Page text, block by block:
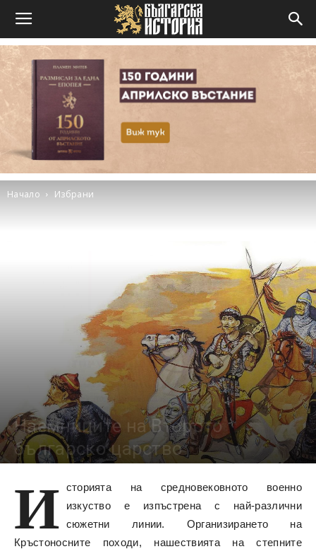
Начало Избрани
Наемниците на Второто
българско царство
И сторията на средновековното военно
изкуство е изпъстрена с най-различни
сюжетни линии. Организирането на
Кръстоносните походи, нашествията на степните